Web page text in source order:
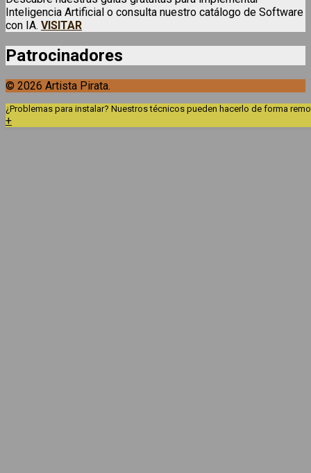
Inteligencia Artificial o consulta nuestro catálogo de Software
con IA. VISITAR
Patrocinadores
© 2026 Artista Pirata.
¿Problemas para instalar? Nuestros técnicos pueden hacerlo de forma
+